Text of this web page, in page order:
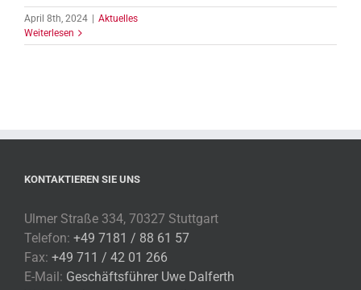
April 8th, 2024 | Aktuelles
Weiterlesen
KONTAKTIEREN SIE UNS
Ulmer Straße 334, 70327 Stuttgart
Telefon: +49 7181 / 88 61 57
Fax: +49 711 / 42 01 266
E-Mail: Geschäftsführer Uwe Dalferth